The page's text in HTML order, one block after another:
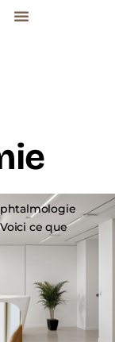
ie
ce que